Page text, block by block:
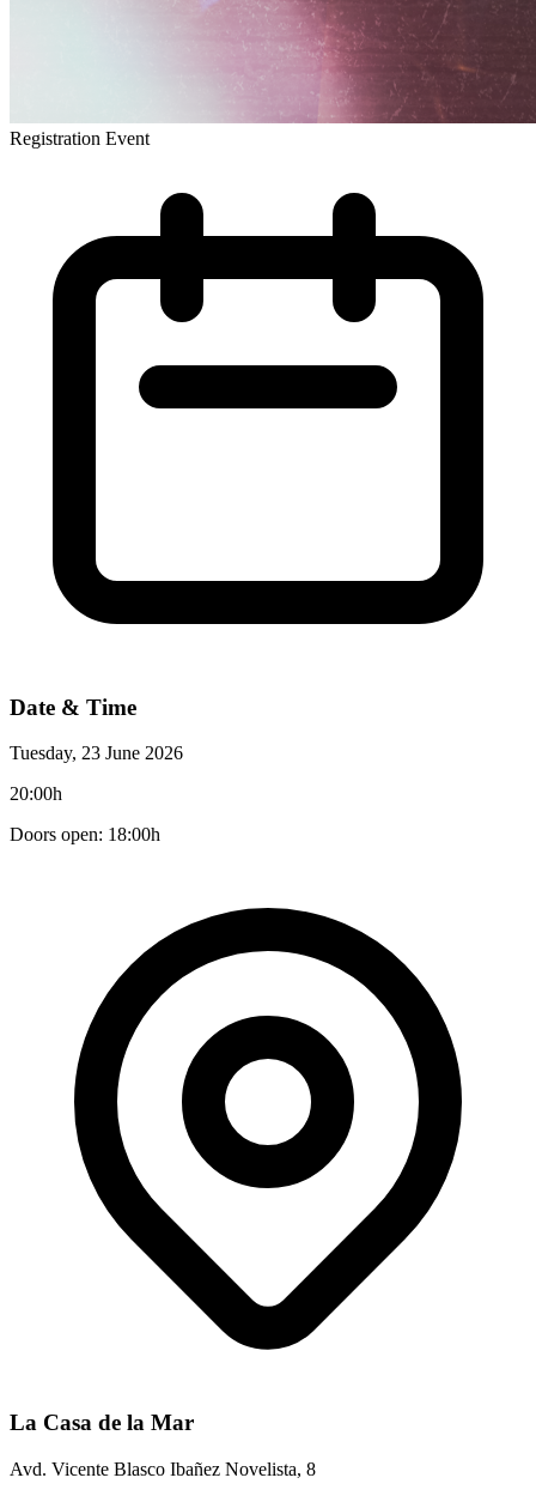
Registration Event
Date & Time
Tuesday, 23 June 2026
20:00h
Doors open: 18:00h
La Casa de la Mar
Avd. Vicente Blasco Ibañez Novelista, 8